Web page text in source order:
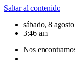
Saltar al contenido
sábado, 8
3:46 am
Nos